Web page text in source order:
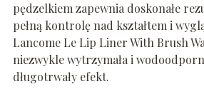
pędzelkiem zapewnia doskonałe
pełną kontrolę nad kształtem i
Lancome Le Lip Liner With Brush
niezwykle wytrzymała i
długotrwały efekt.